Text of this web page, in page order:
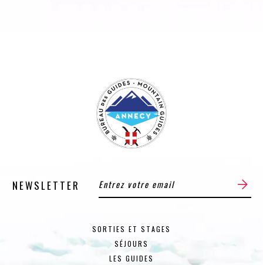
NEWSLETTER
SORTIES ET STAGES
SÉJOURS
LES GUIDES